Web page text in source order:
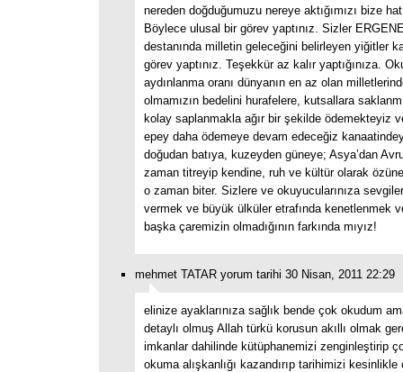
nereden doğduğumuzu nereye aktığımızı bize
Böylece ulusal bir görev yaptınız. Sizler
destanında milletin geleceğini belirleyen yiğitler
görev yaptınız. Teşekkür az kalır yaptığınıza.
aydınlanma oranı dünyanın en az olan
olmamızın bedelini hurafelere, kutsallara
kolay saplanmakla ağır bir şekilde ödemekteyiz
epey daha ödemeye devam edeceğiz
doğudan batıya, kuzeyden güneye; Asya’dan
zaman titreyip kendine, ruh ve kültür olarak
o zaman biter. Sizlere ve okuyucularınıza
vermek ve büyük ülküler etrafında kenetlenmek
başka çaremizin olmadığının farkında mıyız!
mehmet TATAR yorum tarihi 30 Nisan, 2011 22:29
elinize ayaklarınıza sağlık bende çok okudum
detaylı olmuş Allah türkü korusun akıllı olmak
imkanlar dahilinde kütüphanemizi zenginleştirip
okuma alışkanlığı kazandırıp tarihimizi